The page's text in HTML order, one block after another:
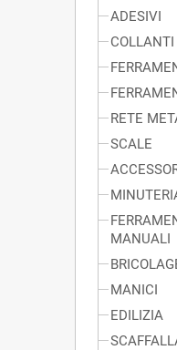
ADESIVI
COLLANTI
RETE
SCALE
MANUALI
MANICI
EDILIZIA